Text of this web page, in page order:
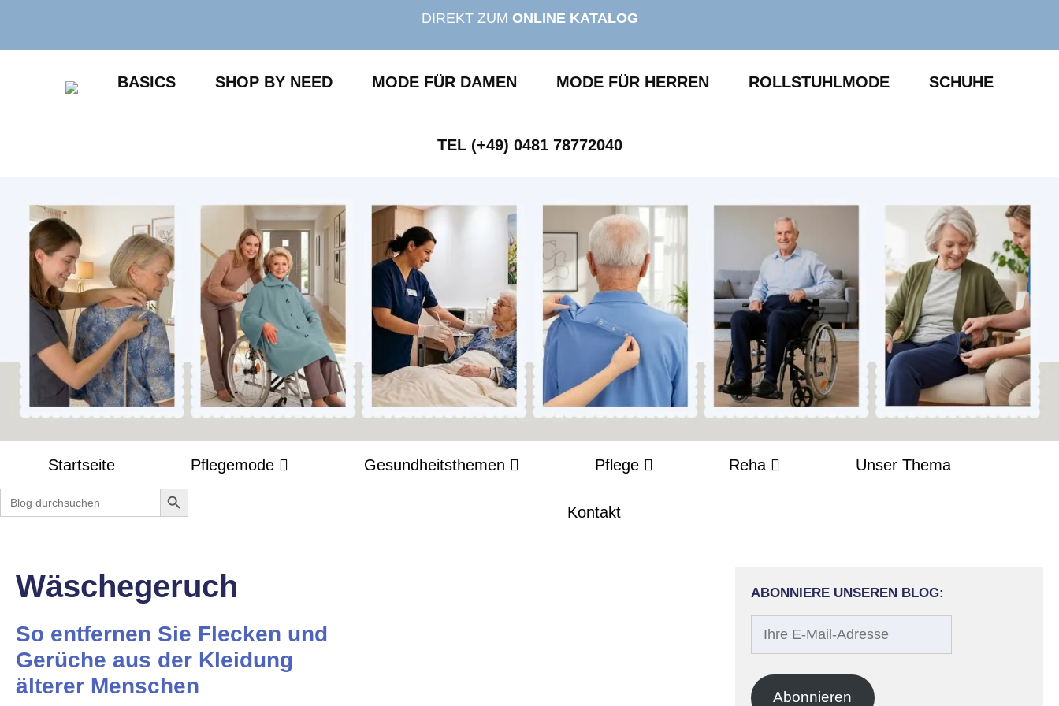
springen
DIREKT ZUM ONLINE KATALOG
BASICS SHOP BY NEED MODE FÜR DAMEN MODE FÜR HERREN ROLLSTUHLMODE SCHUHE
TEL (+49) 0481 78772040
Startseite Pflegemode Gesundheitsthemen Pflege Reha Unser Thema
Kontakt
Search
for:
Search Button
Wäschegeruch
So entfernen Sie Flecken und
Gerüche aus der Kleidung
älterer Menschen
ABONNIERE UNSEREN BLOG:
Adresse
Abonnieren